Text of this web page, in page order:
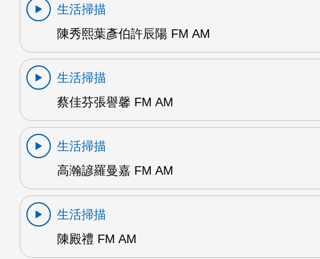
生活掃描
陳秀熙葉彥伯許辰陽 FM AM
生活掃描
蔡佳芬張譽馨 FM AM
生活掃描
高瀚諺羅曼嘉 FM AM
生活掃描
陳殿禮 FM AM